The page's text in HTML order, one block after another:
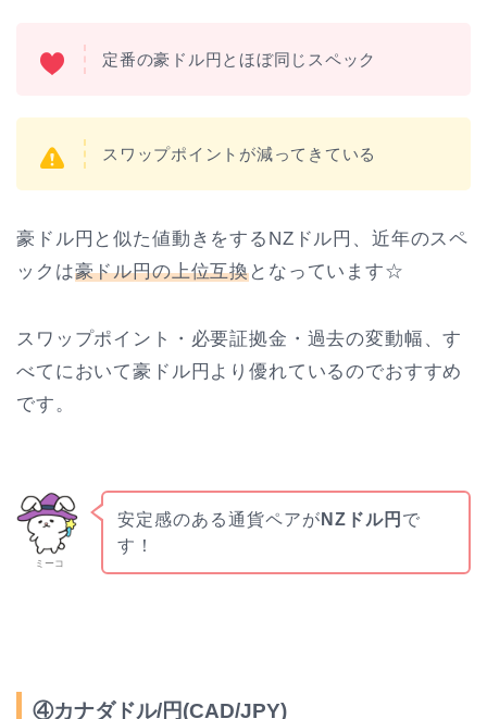
定番の豪ドル円とほぼ同じスペック
スワップポイントが減ってきている
豪ドル円と似た値動きをするNZドル円、近年のスペ
ックは豪ドル円の上位互換となっています☆
スワップポイント・必要証拠金・過去の変動幅、す
べてにおいて豪ドル円より優れているのでおすすめ
です。
ミーコ
安定感のある通貨ペアが NZドル円 で
す！
④カナダドル/円(CAD/JPY)